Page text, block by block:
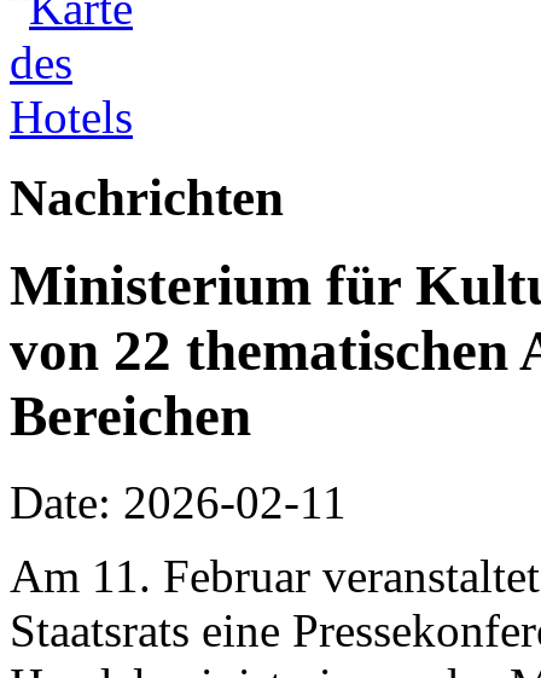
Nachrichten
Ministerium für
von 22
Bereichen
Date: 2026-02-11
Am 11. Februar
Staatsrats eine